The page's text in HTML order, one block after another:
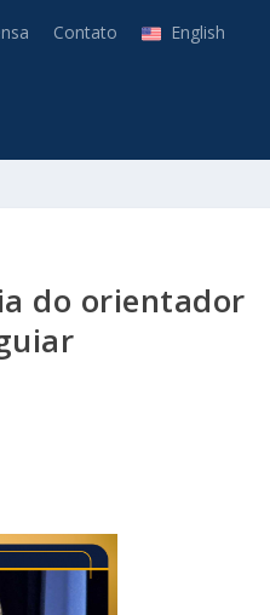
Contato English
do orientador